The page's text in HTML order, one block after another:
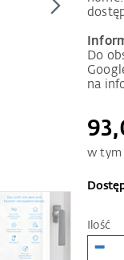
Do
na
w tym
Ilość